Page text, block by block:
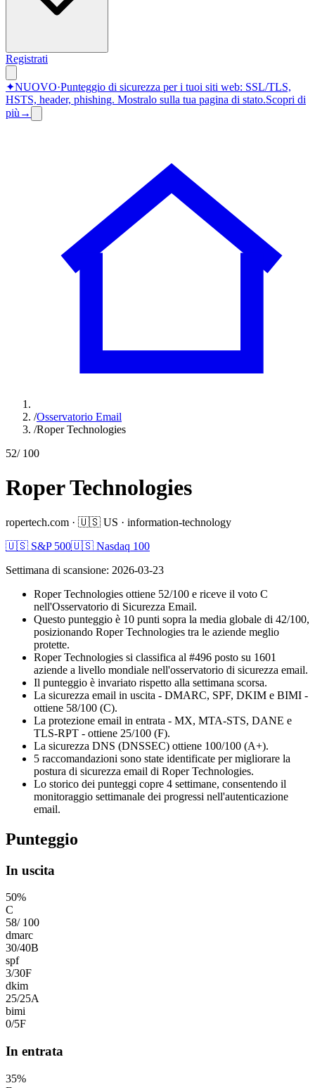
Registrati
✦NUOVO·Punteggio di sicurezza per i tuoi siti web: SSL/TLS,
HSTS, header, phishing. Mostralo sulla tua pagina di stato.Scopri di
più →
/Osservatorio Email
/Roper Technologies
52/ 100
Roper Technologies
ropertech.com · 🇺🇸 US · information-technology
🇺🇸 S&P 500🇺🇸 Nasdaq 100
Settimana di scansione: 2026-03-23
Roper Technologies ottiene 52/100 e riceve il voto C
nell'Osservatorio di Sicurezza Email.
Questo punteggio è 10 punti sopra la media globale di 42/100,
posizionando Roper Technologies tra le aziende meglio
protette.
Roper Technologies si classifica al #496 posto su 1601
aziende a livello mondiale nell'osservatorio di sicurezza email.
Il punteggio è invariato rispetto alla settimana scorsa.
La sicurezza email in uscita - DMARC, SPF, DKIM e BIMI -
ottiene 58/100 (C).
La protezione email in entrata - MX, MTA-STS, DANE e
TLS-RPT - ottiene 25/100 (F).
La sicurezza DNS (DNSSEC) ottiene 100/100 (A+).
5 raccomandazioni sono state identificate per migliorare la
postura di sicurezza email di Roper Technologies.
Lo storico dei punteggi copre 4 settimane, consentendo il
monitoraggio settimanale dei progressi nell'autenticazione
email.
Punteggio
In uscita
50%
C
58/ 100
dmarc
30/40B
spf
3/30F
dkim
25/25A
bimi
0/5F
In entrata
35%